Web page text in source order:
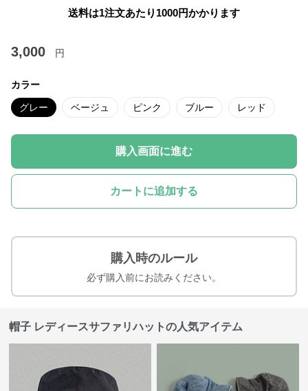
送料は1注文あたり 1000円かかります
3,000 円
カラー
グレー ベージュ ピンク ブルー レッド
購入画面に進む
カートに追加する
購入時のルール
必ず購入前にお読みください。
帽子 レディースサファリハットの人気アイテム